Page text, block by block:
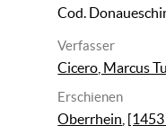
Cod.
Verfasser
Cicero, Marcus
Erschienen
Oberrhein